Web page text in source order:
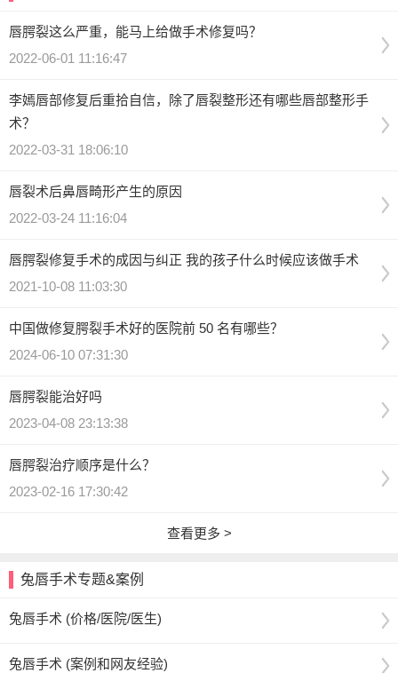
唇腭裂这么严重，能马上给做手术修复吗？
2022-06-01 11:16:47
李嫣唇部修复后重拾自信，除了唇裂整形还有哪些唇部整形手
术？
2022-03-31 18:06:10
唇裂术后鼻唇畸形产生的原因
2022-03-24 11:16:04
唇腭裂修复手术的成因与纠正 我的孩子什么时候应该做手术
2021-10-08 11:03:30
中国做修复腭裂手术好的医院前 50 名有哪些？
2024-06-10 07:31:30
唇腭裂能治好吗
2023-04-08 23:13:38
唇腭裂治疗顺序是什么？
2023-02-16 17:30:42
查看更多 >
兔唇手术专题&案例
兔唇手术 (价格/医院/医生)
兔唇手术 (案例和网友经验)